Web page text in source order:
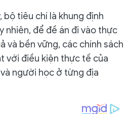
bộ tiêu chí là khung định
nhiên, để đề án đi vào thực
và bền vững, các chính sách
với điều kiện thực tế của
người học ở từng địa